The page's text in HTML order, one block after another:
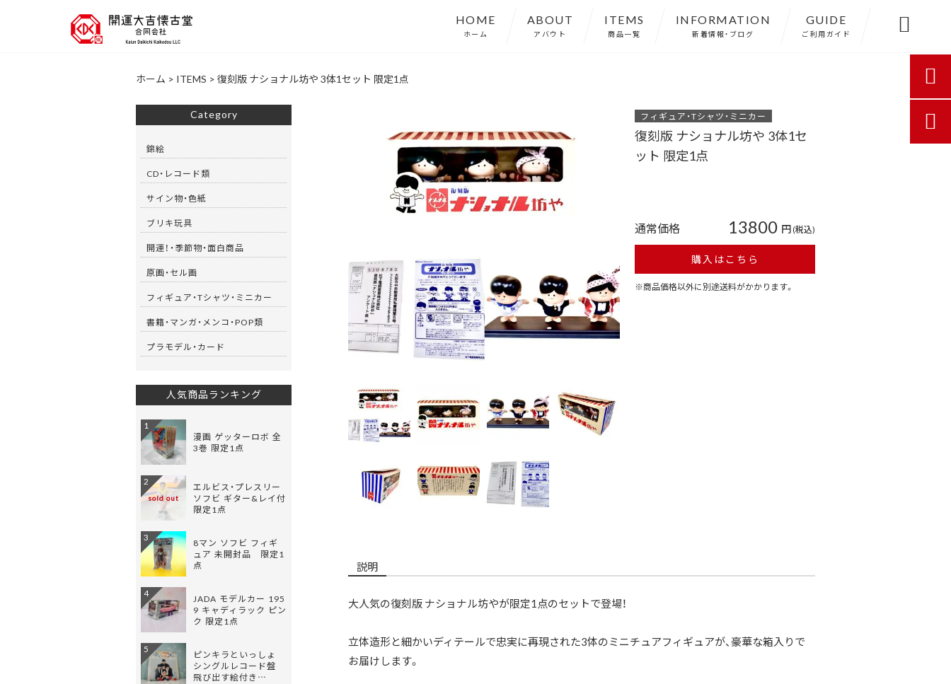
HOME
ホーム
ABOUT
アバウト
ITEMS
商品一覧
INFORMATION
新着情報・ブログ
GUIDE
ご利用ガイド 
ホーム > ITEMS > 復刻版 ナショナル坊や 3体1セット 限定1点
フィギュア・Tシャツ・ミニカー
復刻版 ナショナル坊や 3体1セ
ット 限定1点
通常価格 13800 円(税込)
購入はこちら
※商品価格以外に別途送料がかかります。
説明
大人気の復刻版 ナショナル坊やが限定1点のセットで登場！
立体造形と細かいディテールで忠実に再現された3体のミニチュアフィギュアが、豪華な箱入りで
お届けします。
Category
錦絵
CD・レコード類
サイン物・色紙
ブリキ玩具
開運！・季節物・面白商品
原画・セル画
フィギュア・Tシャツ・ミニカー
書籍・マンガ・メンコ・POP類
プラモデル・カード
人気商品ランキング
漫画 ゲッターロボ 全
3巻 限定1点
1
sold out
エルビス・プレスリー
ソフビ ギター&レイ付
限定1点
2
8マン ソフビ フィギ
ュア 未開封品 限定1
点
3
JADA モデルカー 195
9 キャディラック ピン
ク 限定1点
4
ピンキラといっしょ
シングルレコード盤
飛び出す絵付き…
5

